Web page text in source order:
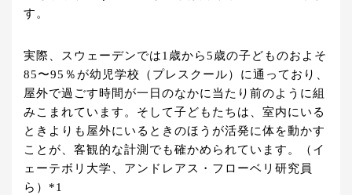
す。
実際、スウェーデンでは1歳から5歳の子どものおよそ
85〜95％が幼児学校（プレスクール）に通っており、
屋外で過ごす時間が一日のなかに当たり前のように組
みこまれています。そして子どもたちは、室内にいる
ときよりも屋外にいるときのほうが活発に体を動かす
ことが、客観的な計測でも確かめられています。（イ
ェーテボリ大学、アンドレアス・フローベリ研究員
ら）*1